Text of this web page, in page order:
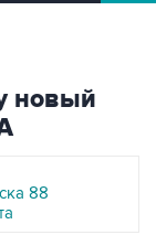
новый
88